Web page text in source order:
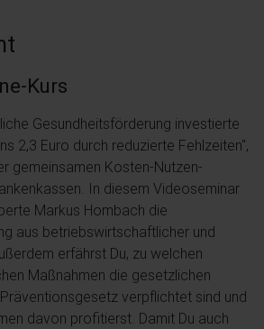
Kurs
Gesundheitsförderung investierte
2,3 Euro durch reduzierte Fehlzeiten",
gemeinsamen Kosten-Nutzen-
In diesem Videoseminar
Markus Hombach die
aus betriebswirtschaftlicher und
erfährst Du, zu welchen
Maßnahmen die gesetzlichen
verpflichtet sind und
davon profitierst. Damit Du auch